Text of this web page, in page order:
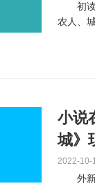
初读
农人、
小说
城》
2022-10-
外新